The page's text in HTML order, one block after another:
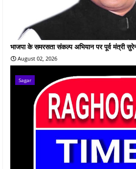
भाजपा के समरसता संकल्प अभियान पर पूर्व मंत्री
August 02, 2026
Sagar